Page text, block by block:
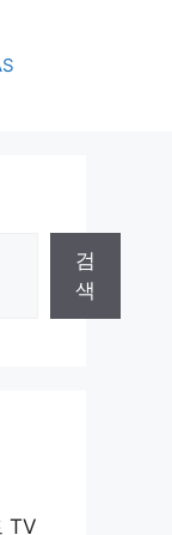
검
색
TV